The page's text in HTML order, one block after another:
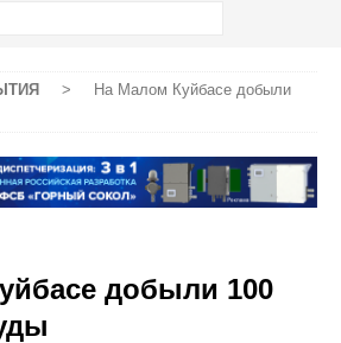
>
На Малом Куйбасе добыли
добыли 100